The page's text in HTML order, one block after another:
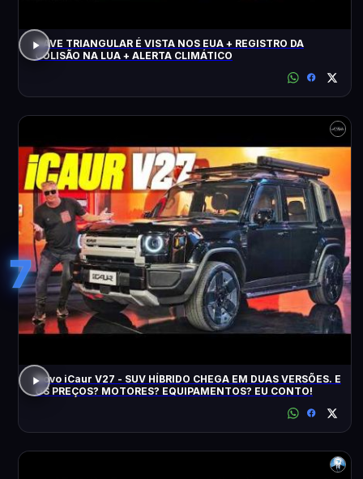
NAVE TRIANGULAR É VISTA NOS EUA + REGISTRO DA
COLISÃO NA LUA + ALERTA CLIMÁTICO
7
Novo iCaur V27 - SUV HÍBRIDO CHEGA EM DUAS VERSÕES. E
OS PREÇOS? MOTORES? EQUIPAMENTOS? EU CONTO!